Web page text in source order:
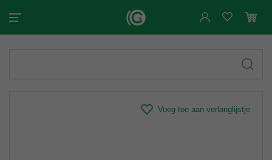
Voeg toe aan verlanglijstje